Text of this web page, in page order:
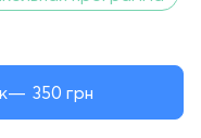
350 грн